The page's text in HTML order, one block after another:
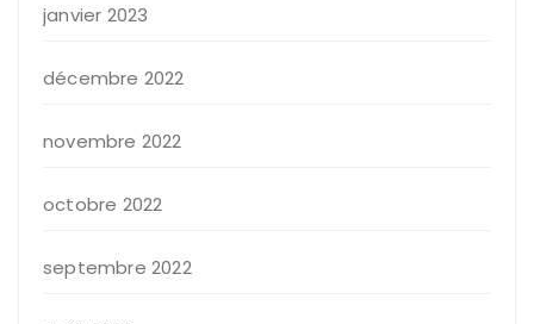
janvier 2023
décembre 2022
novembre 2022
octobre 2022
septembre 2022